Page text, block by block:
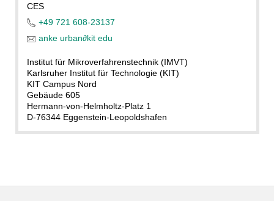
CES
+49 721 608-23137
anke urban∂kit edu
Institut für Mikroverfahrenstechnik (IMVT)
Karlsruher Institut für Technologie (KIT)
KIT Campus Nord
Gebäude 605
Hermann-von-Helmholtz-Platz 1
D-76344 Eggenstein-Leopoldshafen